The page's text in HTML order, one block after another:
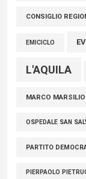
06 Agosto 2026
CONSIGLIO
EMICICLO
L'AQUILA
MARCO MARSILIO
OSPEDALE SAN
PARTITO
PIERPAOLO